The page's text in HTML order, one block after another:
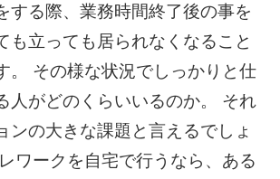
する際、業務時間終了後の事を
も立っても居られなくなること
。 その様な状況でしっかりと仕
人がどのくらいいるのか。 それ
ンの大きな課題と言えるでしょ
ワークを自宅で行うなら、ある